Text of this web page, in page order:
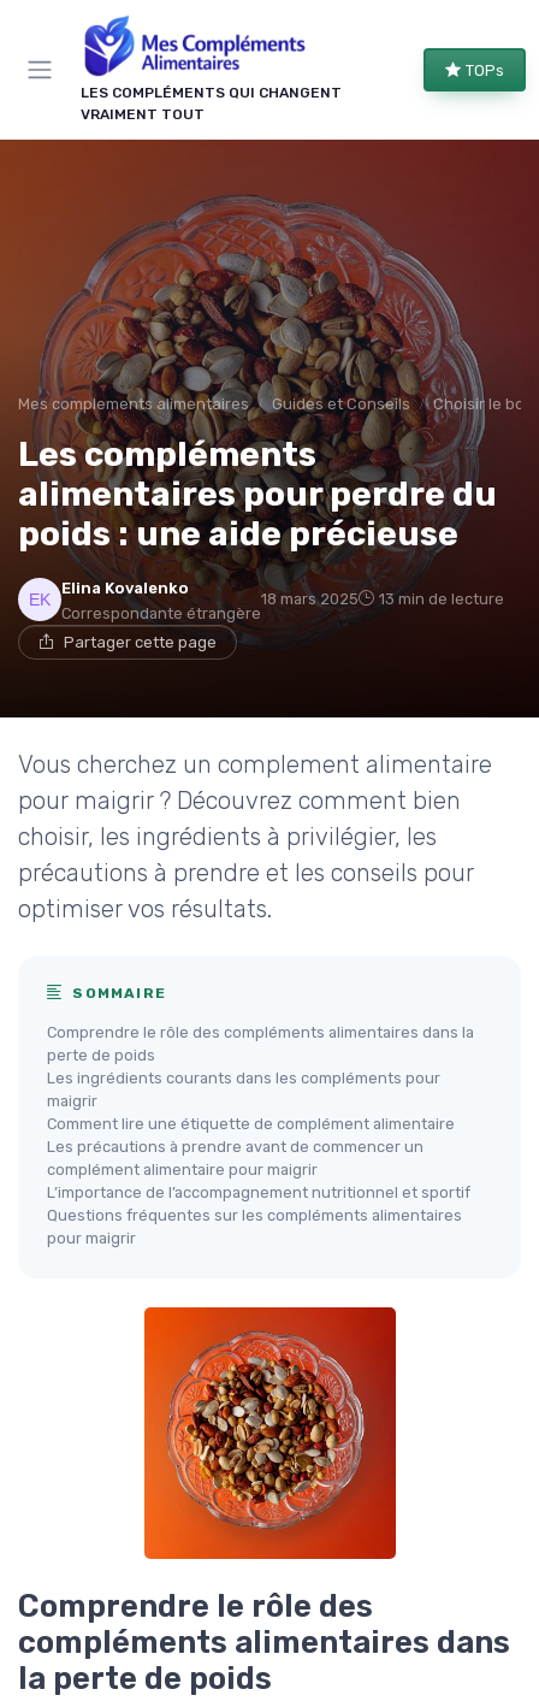
LES COMPLÉMENTS QUI CHANGENT
VRAIMENT TOUT
TOPs
Mes complements alimentaires Guides et Conseils Choisir le
Les compléments
alimentaires pour perdre du
poids : une aide précieuse
Elina Kovalenko
Correspondante étrangère
18 mars 2025 13 min de lecture
Partager cette page
Vous cherchez un complement alimentaire
pour maigrir ? Découvrez comment bien
choisir, les ingrédients à privilégier, les
précautions à prendre et les conseils pour
optimiser vos résultats.
SOMMAIRE
Comprendre le rôle des compléments alimentaires dans la
perte de poids
Les ingrédients courants dans les compléments pour
maigrir
Comment lire une étiquette de complément alimentaire
Les précautions à prendre avant de commencer un
complément alimentaire pour maigrir
L’importance de l’accompagnement nutritionnel et sportif
Questions fréquentes sur les compléments alimentaires
pour maigrir
Comprendre le rôle des
compléments alimentaires dans
la perte de poids
Panneau de gestion des cookies